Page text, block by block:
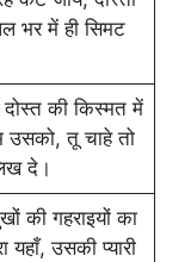
भर में ही सिमट
की किस्मत में
तू चाहे तो
दे।
की गहराइयों का
यहाँ, उसकी प्यारी